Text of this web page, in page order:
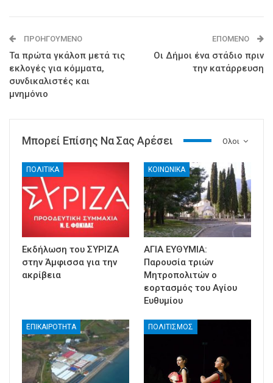
ΠΡΟΗΓΟΎΜΕΝΟ
Τα πρώτα γκάλοπ μετά τις
εκλογές για κόμματα,
συνδικαλιστές και
μνημόνιο
ΕΠΌΜΕΝΟ
Οι Δήμοι ένα στάδιο πριν
την κατάρρευση
Ολοι
Μπορεί Επίσης Να Σας Αρέσει
ΠΟΛΙΤΙΚΑ
Εκδήλωση του ΣΥΡΙΖΑ
στην Άμφισσα για την
ακρίβεια
ΚΟΙΝΩΝΙΚΑ
ΑΓΙΑ ΕΥΘΥΜΙΑ:
Παρουσία τριών
Μητροπολιτών ο
εορτασμός του Αγίου
Ευθυμίου
ΕΠΙΚΑΙΡΟΤΗΤΑ ΠΟΛΙΤΙΣΜΟΣ